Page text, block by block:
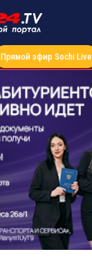
Прямой эфир Sochi Live